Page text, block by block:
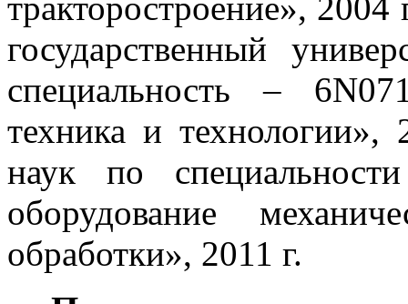
государственный
специальность –
техника и технологии»,
наук по
оборудование
обработки», 2011 г.